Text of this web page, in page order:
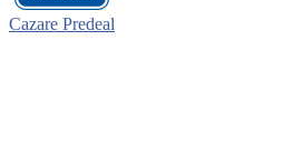
Cazare Predeal